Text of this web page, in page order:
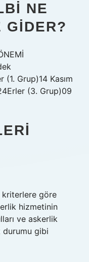
NE
GIDER?
Grup)14 Kasım
(3. Grup)09
kriterlere göre
hizmetinin
ve askerlik
durumu gibi